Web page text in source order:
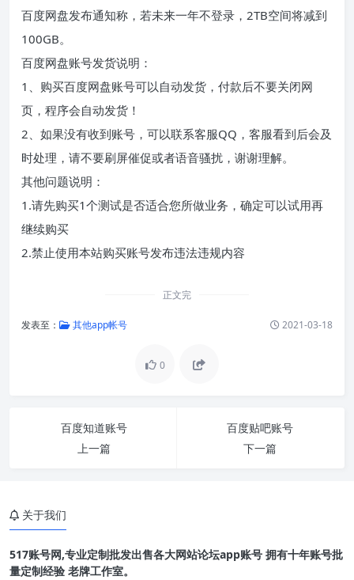
百度网盘发布通知称，若未来一年不登录，2TB空间将减到
100GB。
百度网盘账号发货说明：
1、购买百度网盘账号可以自动发货，付款后不要关闭网
页，程序会自动发货！
2、如果没有收到账号，可以联系客服QQ，客服看到后会及
时处理，请不要刷屏催促或者语音骚扰，谢谢理解。
其他问题说明：
1.请先购买1个测试是否适合您所做业务，确定可以试用再
继续购买
2.禁止使用本站购买账号发布违法违规内容
正文完
发表至： 其他app帐号 2021-03-18
0
百度知道账号
上一篇
百度贴吧账号
下一篇
关于我们
517账号网,专业定制批发出售各大网站论坛app账号 拥有十年账号批
量定制经验 老牌工作室。